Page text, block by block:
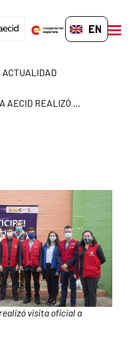
EN-GB
ACTUALIDAD
visita oficial a